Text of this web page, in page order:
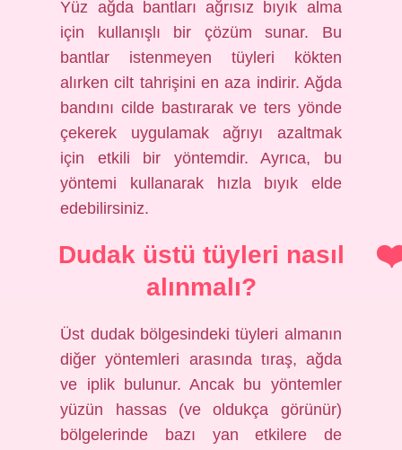
Yüz ağda bantları ağrısız bıyık alma
için kullanışlı bir çözüm sunar. Bu
bantlar istenmeyen tüyleri kökten
alırken cilt tahrişini en aza indirir. Ağda
bandını cilde bastırarak ve ters yönde
çekerek uygulamak ağrıyı azaltmak
için etkili bir yöntemdir. Ayrıca, bu
yöntemi kullanarak hızla bıyık elde
edebilirsiniz.
Dudak üstü tüyleri nasıl
alınmalı?
Üst dudak bölgesindeki tüyleri almanın
diğer yöntemleri arasında tıraş, ağda
ve iplik bulunur. Ancak bu yöntemler
yüzün hassas (ve oldukça görünür)
bölgelerinde bazı yan etkilere de